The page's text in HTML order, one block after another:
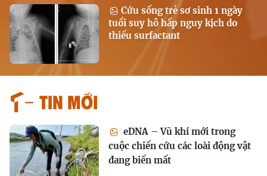
Cứu sống trẻ sơ sinh 1 ngày
tuổi suy hô hấp nguy kịch do
thiếu surfactant
Tin mới
eDNA – Vũ khí mới trong
cuộc chiến cứu các loài động vật
đang biến mất